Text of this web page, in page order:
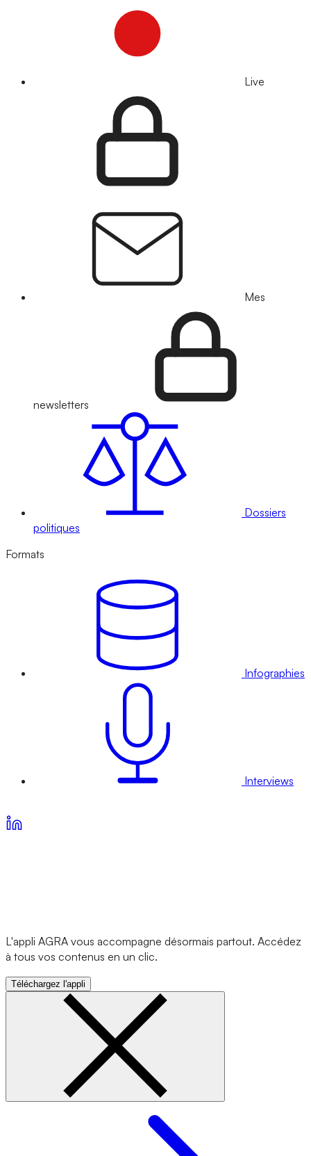
Live
Mes
newsletters
Dossiers
politiques
Formats
Infographies
Interviews
L'appli AGRA vous accompagne désormais partout. Accédez
à tous vos contenus en un clic.
Téléchargez l'appli